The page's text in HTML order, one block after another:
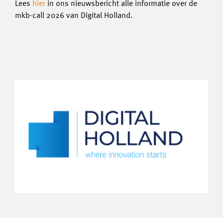
Lees hierin ons nieuwsbericht alle informatie over de
mkb-call 2026 van Digital Holland.